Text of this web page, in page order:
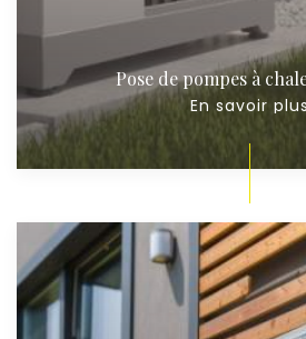
Pose de pompes à
En savoir plus